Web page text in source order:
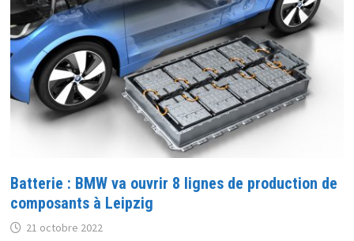
Batterie : BMW va ouvrir 8 lignes de production de
composants à Leipzig
21 octobre 2022